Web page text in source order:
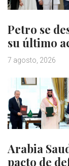
Petro se
su último
7 agosto, 2026
Arabia
pacto de